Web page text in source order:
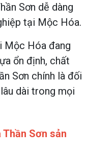
Sơn dễ dàng
tại Mộc Hóa.
Mộc Hóa đang
ổn định, chất
Sơn chính là đối
dài trong mọi
Sơn sản